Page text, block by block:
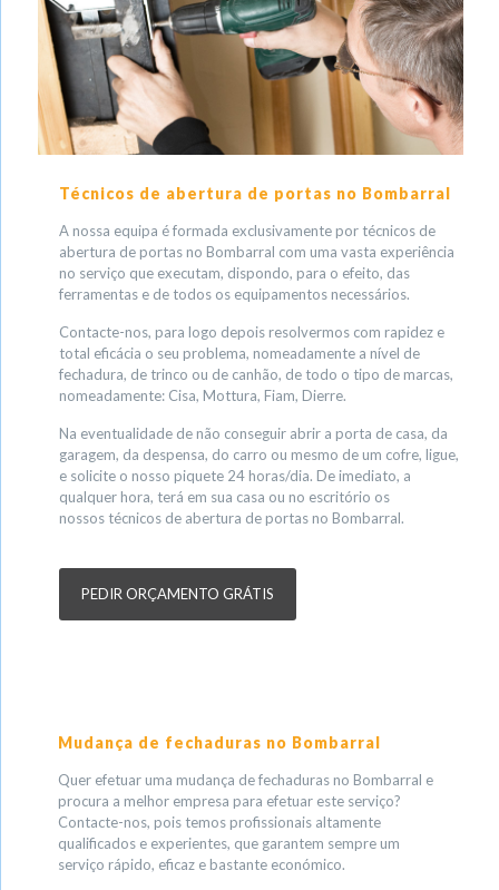
Técnicos de abertura de portas no Bombarral
A nossa equipa é formada exclusivamente por técnicos de
abertura de portas no Bombarral com uma vasta experiência
no serviço que executam, dispondo, para o efeito, das
ferramentas e de todos os equipamentos necessários.
Contacte-nos, para logo depois resolvermos com rapidez e
total eficácia o seu problema, nomeadamente a nível de
fechadura, de trinco ou de canhão, de todo o tipo de marcas,
nomeadamente: Cisa, Mottura, Fiam, Dierre.
Na eventualidade de não conseguir abrir a porta de casa, da
garagem, da despensa, do carro ou mesmo de um cofre, ligue,
e solicite o nosso piquete 24 horas/dia. De imediato, a
qualquer hora, terá em sua casa ou no escritório os
nossos técnicos de abertura de portas no Bombarral.
PEDIR ORÇAMENTO GRÁTIS
Mudança de fechaduras no Bombarral
Quer efetuar uma mudança de fechaduras no Bombarral e
procura a melhor empresa para efetuar este serviço?
Contacte-nos, pois temos profissionais altamente
qualificados e experientes, que garantem sempre um
serviço rápido, eficaz e bastante económico.